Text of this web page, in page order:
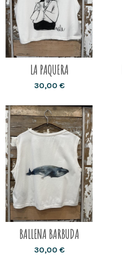
LA PAQUERA
30,00 €
BALLENA BARBUDA
30,00 €